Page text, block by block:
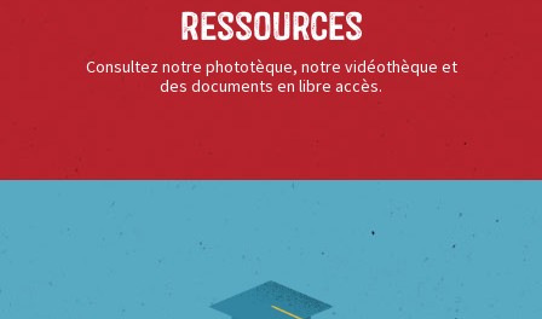
Ressources
Consultez notre phototèque, notre vidéothèque et
des documents en libre accès.